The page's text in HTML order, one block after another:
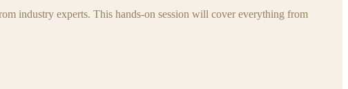
industry experts. This hands-on session will cover everything from